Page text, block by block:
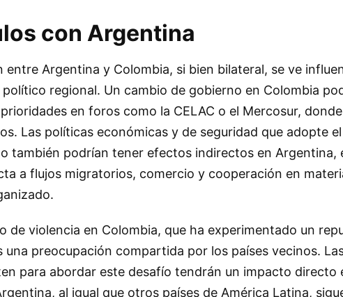
con Argentina
entre Argentina y Colombia, si bien bilateral, se ve
político regional. Un cambio de gobierno en Colombia
en foros como la CELAC o el Mercosur,
Las políticas económicas y de seguridad que adopte
también podrían tener efectos indirectos en Argentina,
a flujos migratorios, comercio y cooperación en
de violencia en Colombia, que ha experimentado un
una preocupación compartida por los países vecinos.
para abordar este desafío tendrán un impacto directo
al igual que otros países de América Latina,